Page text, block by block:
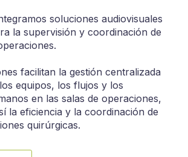
soluciones audiovisuales
la supervisión y coordinación de
facilitan la gestión centralizada
equipos, los flujos y los
en las salas de operaciones,
la eficiencia y la coordinación de
quirúrgicas.